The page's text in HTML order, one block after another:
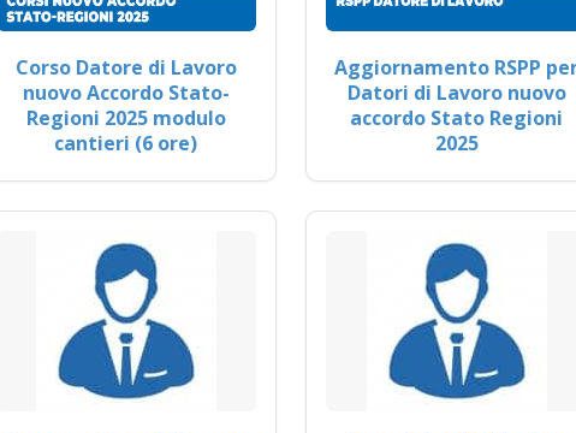
Corso Datore di Lavoro
nuovo Accordo Stato-
Regioni 2025 modulo
cantieri (6 ore)
Aggiornamento RSPP
Datori di Lavoro nuovo
accordo Stato Regioni
2025